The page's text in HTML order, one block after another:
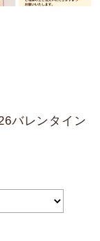
バレンタイン